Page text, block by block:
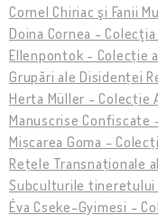
Cornel Chiriac şi Fanii
Doina Cornea -
Ellenpontok - Colecție
Grupări ale Disidenței
Herta Müller - Colecție
Manuscrise Confiscate
Mișcarea Goma -
Rețele Transnaționale
Subculturile tineretului
Éva Cseke-Gyimesi -